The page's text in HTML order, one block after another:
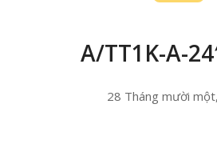
A/TT1K-A-
28 Tháng mười